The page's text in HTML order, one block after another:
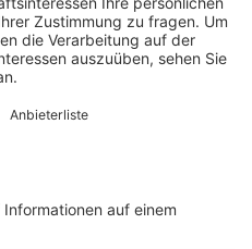
Gefahren, sondern
von Elektrogrills ist
komplett auszurollen,
vermeiden, so die
Kreis zu verhindern
genießen.